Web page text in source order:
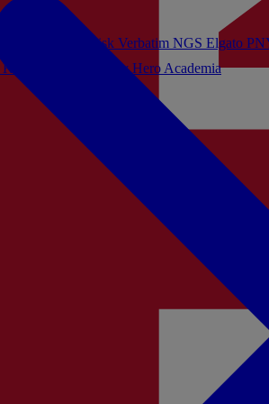
My Hero Academia
Beach Sandisk Verbatim NGS Elgato